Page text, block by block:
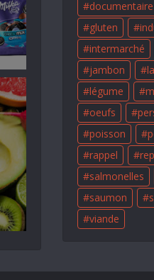
documentaire
gluten
intermarché
jambon
légume
oeufs
poisson
rappel
salmonelles
saumon
viande